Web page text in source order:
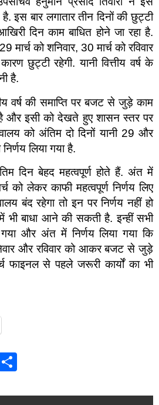
इस बार लगातार तीन दिनों की छुट्टी
दिन काम बाधित होने जा रहा है.
मार्च को शनिवार, 30 मार्च को रविवार
छुट्टी रहेगी. यानी वित्तीय वर्ष के
है.
वर्ष की समाप्ति पर बजट से जुड़े काम
है और इसी को देखते हुए शासन स्तर पर
को अंतिम दो दिनों यानी 29 और
लिया गया है.
दिन बेहद महत्वपूर्ण होते हैं. अंत में
लेकर काफी महत्वपूर्ण निर्णय लिए
बंद रहेगा तो इन पर निर्णय नहीं हो
भी बाधा आने की सकती है. इन्हीं सभी
और अंत में निर्णय लिया गया कि
और रविवार को आकर बजट से जुड़े
फाइनल से पहले जरूरी कार्यों का भी